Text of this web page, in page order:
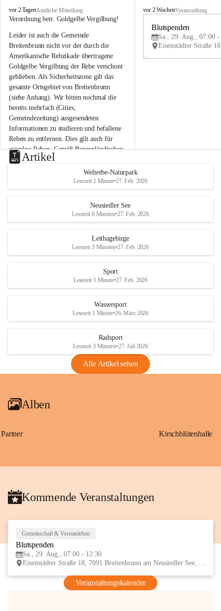
B
r
i
t
e
n
b
r
u
n
n
a
m
N
e
u
s
d
S
vor 2 TagenAmtliche Mitteilung
Verordnung betr. Goldgelbe Vergilbung!
Leider ist auch die Gemeinde
Breitenbrunn nicht vor der durch die
Amerikanische Rebzikade übertragene
Goldgelbe Vergilbung der Rebe verschont
geblieben. Als Sicherheitszone gilt das
gesamte Ortsgebiet von Breitenbrunn
(siehe Anhang). Wir bitten nochmal die
bereits mehrfach (Cities,
Gemeindezeitung) ausgesendeten
Informationen zu studieren und befallene
Reben zu entfernen. Dies gilt auch für
einzelne Reben. Gemäß Burgenländischen
Weinbaugesetz sind nicht gepflegte oder
unzulässige Weingärten zu roden! Bitte
helfen wir zusammen um unsere Winzer
vor den prognostizierten Ernteausfällen
und den daraus folgenden wirtschaftlichen
Maßnahmen zur Bekämpfung
Rebe und der Amerikanischen
Anhang VBl. EU Nr. 18
1 Seite•1,4 MB
VBl. EU Nr. 18_2026
B
e
u
e
d
r
S
vor 2 WochenVeranstaltung
Blutspenden
Sa., 29. Aug., 07:00 -
Artikel
Welterbe-Naturpark
Lesezeit 1 Minute•27. Feb. 2026
Neusiedler See
Lesezeit 6 Minuten•27. Feb. 2026
Leithagebirge
Lesezeit 3 Minuten•27. Feb. 2026
Sport
Lesezeit 1 Minute•27. Feb. 2026
Wassersport
Lesezeit 1 Minute•26. März 2026
Radsport
Lesezeit 3 Minuten•27. Juli 2026
Alle Artikel sehen
Alben
Partner Kirschblütenhalle
Kommende Veranstaltungen
Gemeinschaft & Vereinsleben
Blutspenden
Sa., 29. Aug., 07:00 - 12:30
Eisenstädter Straße 18, 7091 Breitenbrunn am Neusiedler See, AUT
Veranstaltungskalender